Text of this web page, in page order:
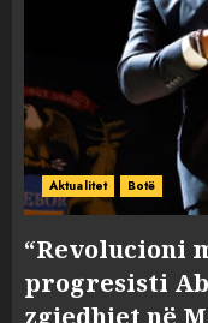
Aktualitet Botë
“Revolucioni
progresisti